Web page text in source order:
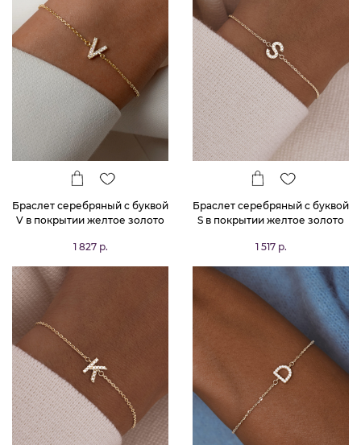
Браслет серебряный с буквой
V в покрытии желтое золото
1 827 р.
Браслет серебряный с буквой
S в покрытии желтое золото
1 517 р.